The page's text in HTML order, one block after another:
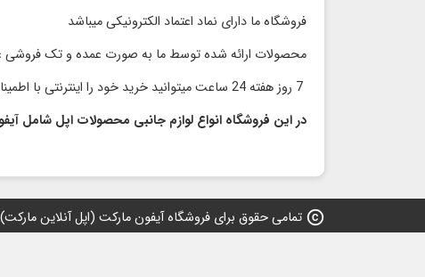
فروشگاه ما دارای نماد اعتماد الكترونیكی میباشد
محصولات ارائه شده توسط ما به صورت عمده و تک
در این فروشگاه انواع لوازم جانبی محصولات اپل شامل
copyright تمامی حقوق برای فروشگاه آیفون مارکت (اپل آنلاین مارکت)